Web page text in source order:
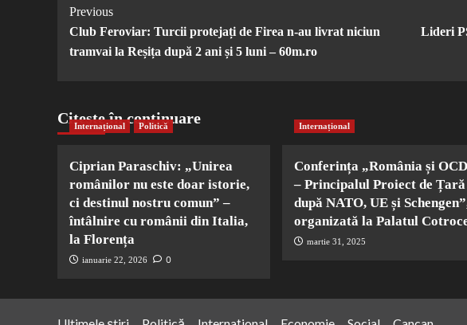
Post
Navigation
Previous
Club Feroviar: Turcii protejați de Firea n-au livrat niciun
tramvai la Reșița după 2 ani și 5 luni – 60m.ro
Lideri
Citește în continuare
Internațional Politică
Ciprian Paraschiv: „Unirea
românilor nu este doar istorie,
ci destinul nostru comun” –
întâlnire cu românii din Italia,
la Florența
ianuarie 22, 2026 0
Internațional
Conferința „România și
– Principalul Proiect de Țară
după NATO, UE și
organizată la Palatul
martie 31, 2025